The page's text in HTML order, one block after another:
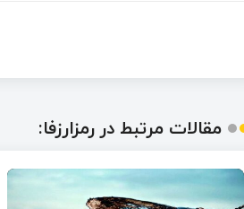
مقالات مرتبط در رمزارزفا: